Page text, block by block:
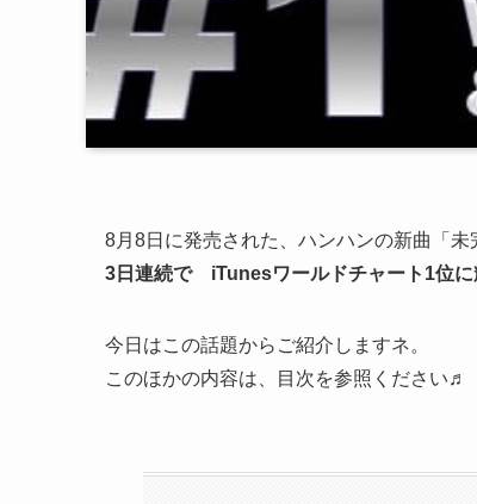
8月8日に発売された、ハンハンの新曲「未
3日連続で iTunesワールドチャート1位
今日はこの話題からご紹介しますネ。
このほかの内容は、目次を参照ください♬